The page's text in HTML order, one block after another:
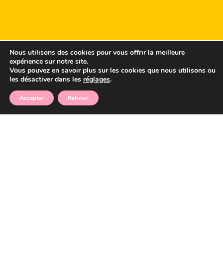
Nous utilisons des cookies pour vous offrir la meilleure
expérience sur notre site.
Vous pouvez en savoir plus sur les cookies que nous utilisons ou
les désactiver dans les réglages.
Accepter Refuser